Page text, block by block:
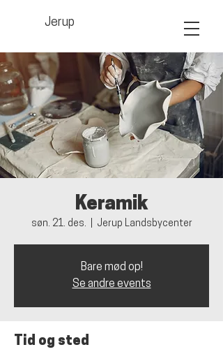
Jerup
Keramik
søn. 21. des. Jerup Landsbycenter
Bare mød op!
Se andre events
Tid og sted